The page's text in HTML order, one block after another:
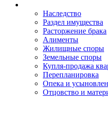
Наследство
Раздел имущества
Расторжение брака
Алименты
Жилищные споры
Земельные споры
Купля-продажа
Перепланировка
Опека и
Отцовство и